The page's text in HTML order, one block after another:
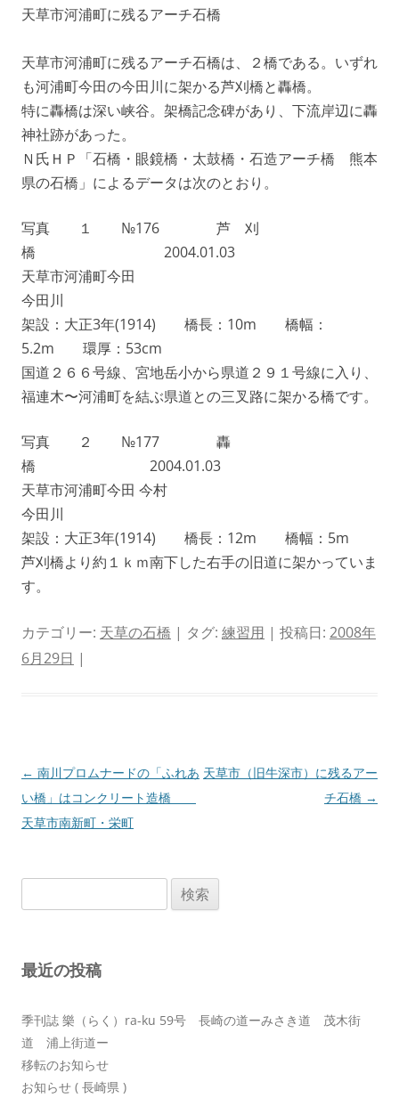
天草市河浦町に残るアーチ石橋
天草市河浦町に残るアーチ石橋は、２橋である。いずれ
も河浦町今田の今田川に架かる芦刈橋と轟橋。
特に轟橋は深い峡谷。架橋記念碑があり、下流岸辺に轟
神社跡があった。
Ｎ氏ＨＰ「石橋・眼鏡橋・太鼓橋・石造アーチ橋 熊本
県の石橋」によるデータは次のとおり。
写真 １ №176 芦 刈
橋 2004.01.03
天草市河浦町今田
今田川
架設：大正3年(1914) 橋長：10m 橋幅：
5.2m 環厚：53cm
国道２６６号線、宮地岳小から県道２９１号線に入り、
福連木〜河浦町を結ぶ県道との三叉路に架かる橋です。
写真 ２ №177 轟
橋 2004.01.03
天草市河浦町今田 今村
今田川
架設：大正3年(1914) 橋長：12m 橋幅：5m
芦刈橋より約１ｋｍ南下した右手の旧道に架かっていま
す。
カテゴリー: 天草の石橋 | タグ: 練習用 | 投稿日: 2008年
6月29日 |
投
稿
ナ
ン
← 南川プロムナードの「ふれあ
い橋」はコンクリート造橋
天草市南新町・栄町
天草市（旧牛深市）に残るアー
チ石橋 →
索:
最近の投稿
季刊誌 樂（らく）ra-ku 59号 長崎の道ーみさき道 茂木街
道 浦上街道ー
移転のお知らせ
お知らせ ( 長崎県 )